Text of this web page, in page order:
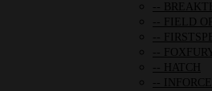
FIELD
FOXFURY
HATCH